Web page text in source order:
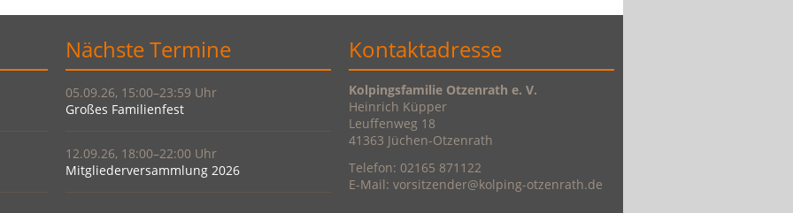
Nächste Termine
05.09.26, 15:00–23:59
Großes Familienfest
12.09.26, 18:00–22:00
Mitgliederversammlung 2026
Kontaktadresse
Kolpingsfamilie Otzenrath e. V.
Heinrich Küpper
Leuffenweg 18
41363 Jüchen-Otzenrath
Telefon: 02165 871122
E-Mail: vorsitzender@kolping-otzenrath.de